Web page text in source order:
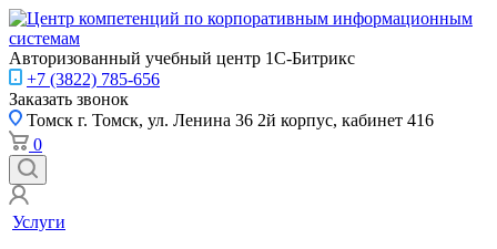
Авторизованный учебный центр 1С-Битрикс
+7 (3822) 785-656
Заказать звонок
Томск г. Томск, ул. Ленина 36 2й корпус, кабинет 416
0
Услуги